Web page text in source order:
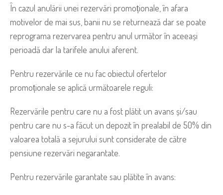
În cazul anulării unei rezervări promoționale, în afara
motivelor de mai sus, banii nu se returnează dar se poate
reprograma rezervarea pentru anul următor în aceeași
perioadă dar la tarifele anului aferent.
Pentru rezervările ce nu fac obiectul ofertelor
promoționale se aplică următoarele reguli:
Rezervările pentru care nu a fost plătit un avans și/sau
pentru care nu s-a făcut un depozit în prealabil de 50% din
valoarea totală a sejurului sunt considerate de către
pensiune rezervări negarantate.
Pentru rezervările garantate sau plătite în avans: